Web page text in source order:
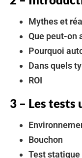
Mythes et
Que peut-on
Pourquoi
Dans quels
ROI
3 – Les tests
Bouchon
Test